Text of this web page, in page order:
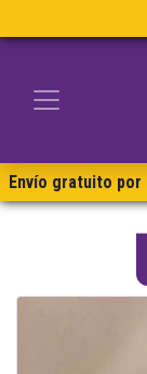
Envío gratuito